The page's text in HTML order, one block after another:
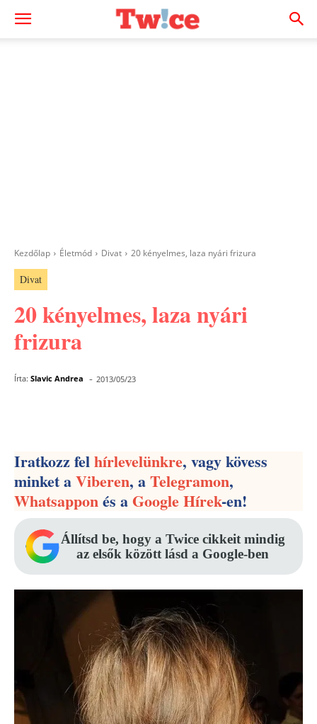
Kezdőlap Életmód Divat 20 kényelmes, laza nyári frizura
Divat
20 kényelmes, laza nyári
frizura
Írta: Slavic Andrea - 2013/05/23
Iratkozz felhírlevelünkre, vagy kövess
minket aViberen, aTelegramon,
Whatsapponés aGoogle Hírek-en!
Állítsd be, hogy a Twice cikkeit mindig
az elsők között lásd a Google-ben